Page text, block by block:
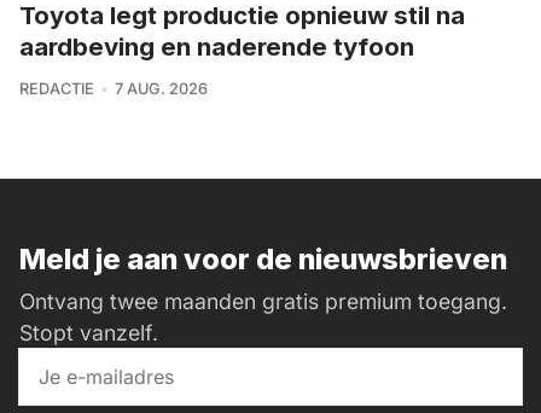
Toyota legt productie opnieuw stil na
aardbeving en naderende tyfoon
REDACTIE 7 AUG. 2026
Meld je aan voor de nieuwsbrieven
Ontvang twee maanden gratis premium toegang.
Stopt vanzelf.